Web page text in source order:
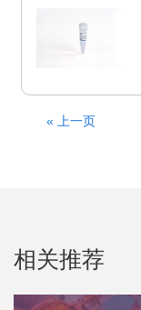
« 上一页
相关推荐